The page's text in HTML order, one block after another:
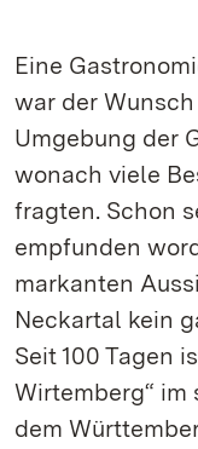
Eine
war der
Umgebung der
wonach viele
fragten. Schon
empfunden
markanten
Neckartal kein
Seit 100 Tagen
Wirtemberg“ im
dem